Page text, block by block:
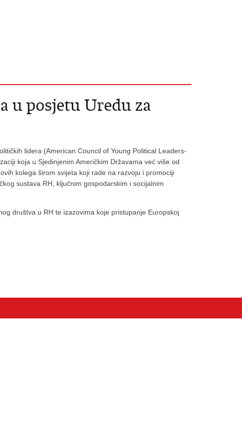
u posjetu Uredu za
lidera (American Council of Young Political Leaders-
koja u Sjedinjenim Američkim Državama već više od
kolega širom svijeta koji rade na razvoju i promociji
sustava RH, ključnim gospodarskim i socijalnim
društva u RH te izazovima koje pristupanje Europskoj